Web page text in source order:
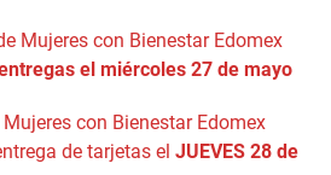
Mujeres con Bienestar Edomex
el miércoles 27 de mayo
Mujeres con Bienestar Edomex
de tarjetas el JUEVES 28 de